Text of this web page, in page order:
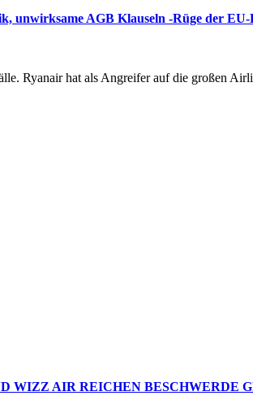
unwirksame AGB Klauseln -Rüge der EU-
Ryanair hat als Angreifer auf die großen
WIZZ AIR REICHEN BESCHWERDE